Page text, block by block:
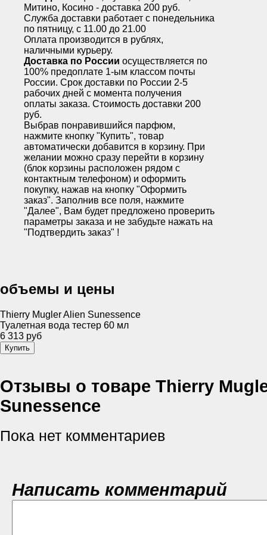
Митино, Косино - доставка 200 руб.
Служба доставки работает с понедельника
по пятницу, с 11.00 до 21.00
Оплата производится в рублях,
наличными курьеру.
Доставка по России осуществляется по
100% предоплате 1-ым классом почты
России. Срок доставки по России 2-5
рабочих дней с момента получения
оплаты заказа. Стоимость доставки 200
руб.
Выбрав понравившийся парфюм,
нажмите кнопку "Купить", товар
автоматически добавится в корзину. При
желании можно сразу перейти в корзину
(блок корзины расположен рядом с
контактным телефоном) и оформить
покупку, нажав на кнопку "Оформить
заказ". Заполнив все поля, нажмите
"Далее", Вам будет предложено проверить
параметры заказа и не забудьте нажать на
"Подтвердить заказ" !
объемы и цены
Thierry Mugler Alien Sunessence
Туалетная вода тестер 60 мл
6 313 руб
Отзывы о товаре Thierry
Sunessence
Пока нет комментариев
Написать комментарий